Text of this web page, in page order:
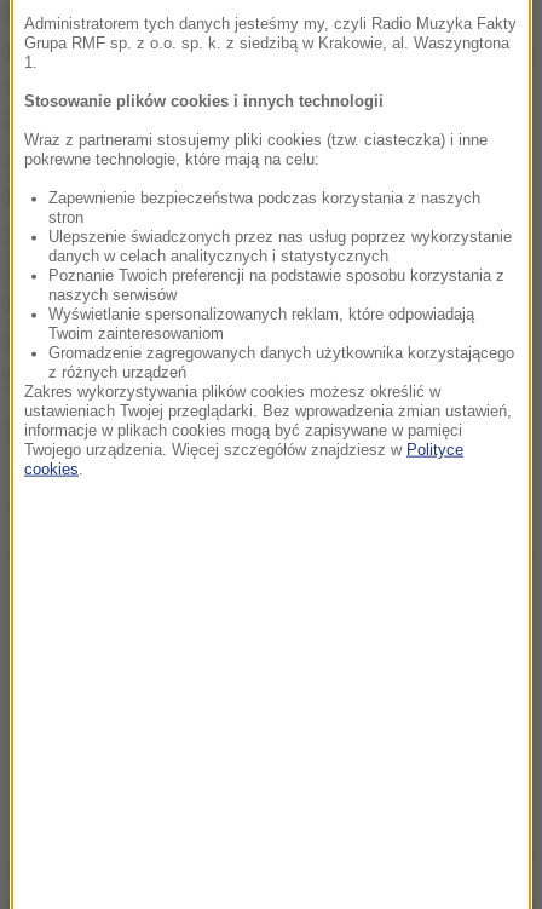
miasta, w Starej Kopalni o blisko sto osiemdziesiąt.
Korzystają także miejsca związane z historią drugiej
wojny światowej, znajdujące się kilkanaście
usłyszał cały świat. Specjaliści szacują, że taka
promocja kosztowała by miasto przynajmniej kilka
milionów złotych. Poszukiwacze już dziś przyznaję
jednak, że legenda złotego pociągu nie umrze.
Kwestią czasu jest rozpoczęcie prac w innym
miejscu, a miasto efekty promocyjne odczuwać
będzie jeszcze przez kilka lat.
(mal)
Administratorem tych danych jesteśmy my, czyli Radio Muzyka Fakty
Grupa RMF sp. z o.o. sp. k. z siedzibą w Krakowie, al. Waszyngtona
1.
Stosowanie plików cookies i innych technologii
Wraz z partnerami stosujemy pliki cookies (tzw. ciasteczka) i inne
pokrewne technologie, które mają na celu:
Zapewnienie bezpieczeństwa podczas korzystania z naszych
stron
Ulepszenie świadczonych przez nas usług poprzez wykorzystanie
danych w celach analitycznych i statystycznych
Poznanie Twoich preferencji na podstawie sposobu korzystania z
naszych serwisów
Wyświetlanie spersonalizowanych reklam, które odpowiadają
Twoim zainteresowaniom
Gromadzenie zagregowanych danych użytkownika korzystającego
z różnych urządzeń
Zakres wykorzystywania plików cookies możesz określić w
ustawieniach Twojej przeglądarki. Bez wprowadzenia zmian ustawień,
informacje w plikach cookies mogą być zapisywane w pamięci
Twojego urządzenia. Więcej szczegółów znajdziesz w Polityce
cookies